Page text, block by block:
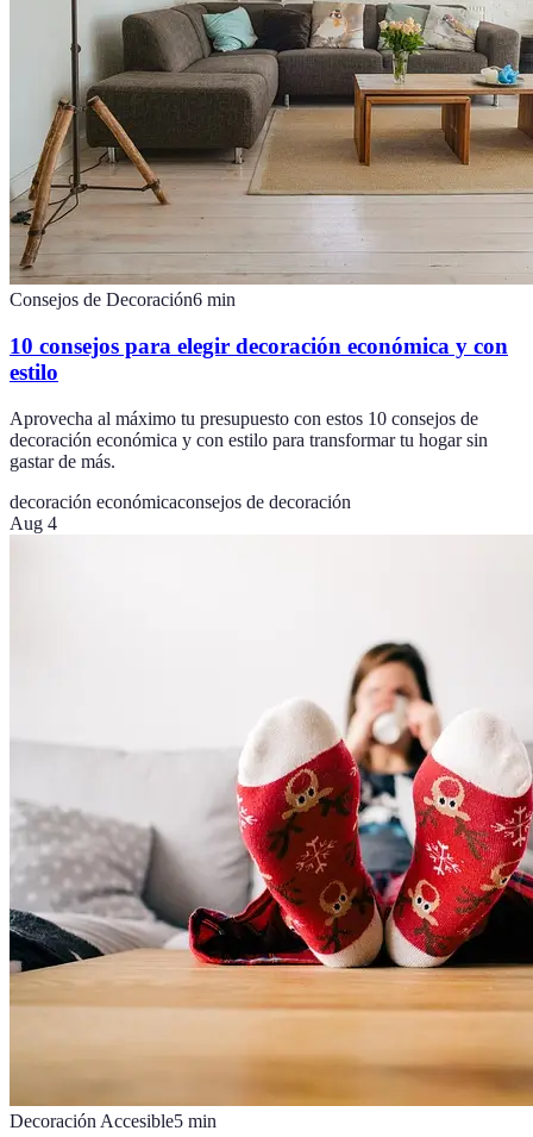
Consejos de Decoración6 min
10 consejos para elegir decoración económica y con
estilo
Aprovecha al máximo tu presupuesto con estos 10 consejos de
decoración económica y con estilo para transformar tu hogar sin
gastar de más.
decoración económicaconsejos de decoración
Aug 4
Decoración Accesible5 min